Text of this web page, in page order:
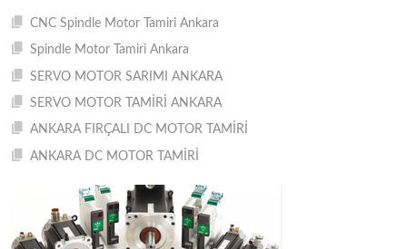
CNC Spindle Motor Tamiri Ankara
Spindle Motor Tamiri Ankara
SERVO MOTOR SARIMI ANKARA
SERVO MOTOR TAMİRİ ANKARA
ANKARA FIRÇALI DC MOTOR TAMİRİ
ANKARA DC MOTOR TAMİRİ